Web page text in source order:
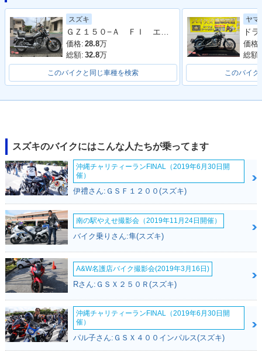
スズキ
価格: 28.8万
総額: 32.8万
このバイクと同じ車種を検索
ヤマ
価格:
総額:
このバイク
スズキのバイクにはこんな人たちが乗ってます
沖縄チャリティーランFINAL（2019年6月30日開
催）
伊禮さん:ＧＳＦ１２００(スズキ)
南の駅やえせ撮影会（2019年11月24日開催）
バイク乗りさん:隼(スズキ)
A&W名護店バイク撮影会(2019年3月16日)
Rさん:ＧＳＸ２５０Ｒ(スズキ)
沖縄チャリティーランFINAL（2019年6月30日開
催）
パル子さん:ＧＳＸ４００インパルス(スズキ)